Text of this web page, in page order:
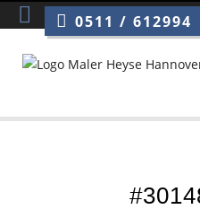
0511 / 612994